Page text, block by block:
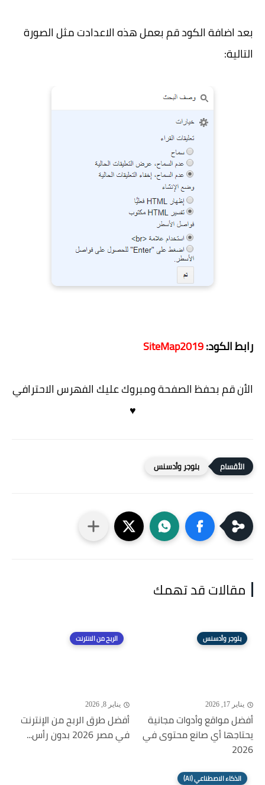
بعد اضافة الكود قم بعمل هذه الاعدادت مثل الصورة
التالية:
رابط الكود:SiteMap2019
الأن قم بحفظ الصفحة ومبروك عليك الفهرس الاحترافي
♥
بلوجر وأدسنس
مقالات قد تهمك
بلوجر وأدسنس
يناير 17, 2026
أفضل مواقع وأدوات مجانية
يحتاجها أي صانع محتوى في
2026
الربح من الانترنت
يناير 8, 2026
أفضل طرق الربح من الإنترنت
في مصر 2026 بدون رأس...
الذكاء الاصطناعي (AI)